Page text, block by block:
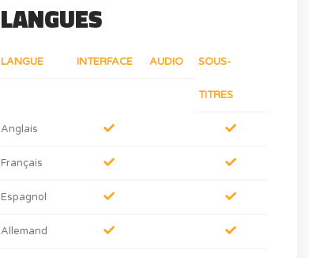
LANGUES
LANGUE INTERFACE AUDIO SOUS-
TITRES
Anglais
Français
Espagnol
Allemand